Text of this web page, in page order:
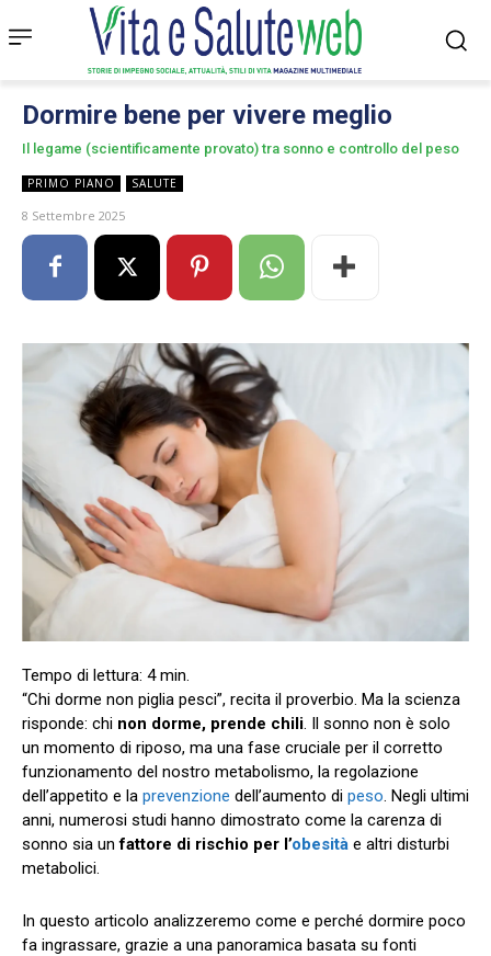
Dormire bene per vivere meglio
Il legame (scientificamente provato) tra sonno e controllo del peso
PRIMO PIANO SALUTE
8 Settembre 2025
“Chi dorme non piglia pesci”, recita il proverbio. Ma la scienza
risponde: chi non dorme, prende chili. Il sonno non è solo
un momento di riposo, ma una fase cruciale per il corretto
funzionamento del nostro metabolismo, la regolazione
dell’appetito e la prevenzione dell’aumento di peso. Negli ultimi
anni, numerosi studi hanno dimostrato come la carenza di
sonno sia unfattore di rischio per l’obesità e altri disturbi
metabolici.
In questo articolo analizzeremo come e perché dormire poco
fa ingrassare, grazie a una panoramica basata su fonti